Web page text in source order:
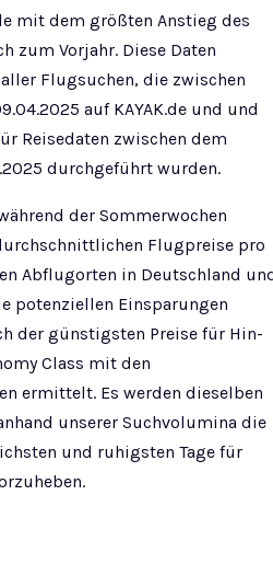
mit dem größten Anstieg des
zum Vorjahr. Diese Daten
Flugsuchen, die zwischen
auf KAYAK.de und und
Reisedaten zwischen dem
durchgeführt wurden.
der Sommerwochen
Flugpreise pro
Abflugorten in Deutschland
potenziellen Einsparungen
der günstigsten Preise für Hin-
Class mit den
ermittelt. Es werden dieselben
unserer Suchvolumina die
und ruhigsten Tage für